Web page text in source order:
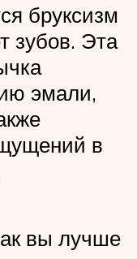
бруксизм
зубов. Эта
эмали,
в
вы лучше